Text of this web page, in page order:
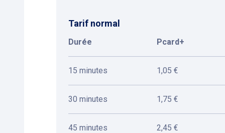
Tarif normal
Durée Pcard+
15 minutes 1,05 €
30 minutes 1,75 €
45 minutes 2,45 €